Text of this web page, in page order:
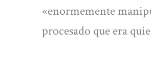
«enormemente
procesado que era